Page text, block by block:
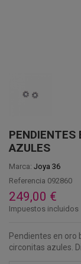
PENDIENTES
AZULES
Marca: Joya 36
Referencia 092860
249,00 €
Impuestos incluidos
Pendientes en oro
circonitas azules.